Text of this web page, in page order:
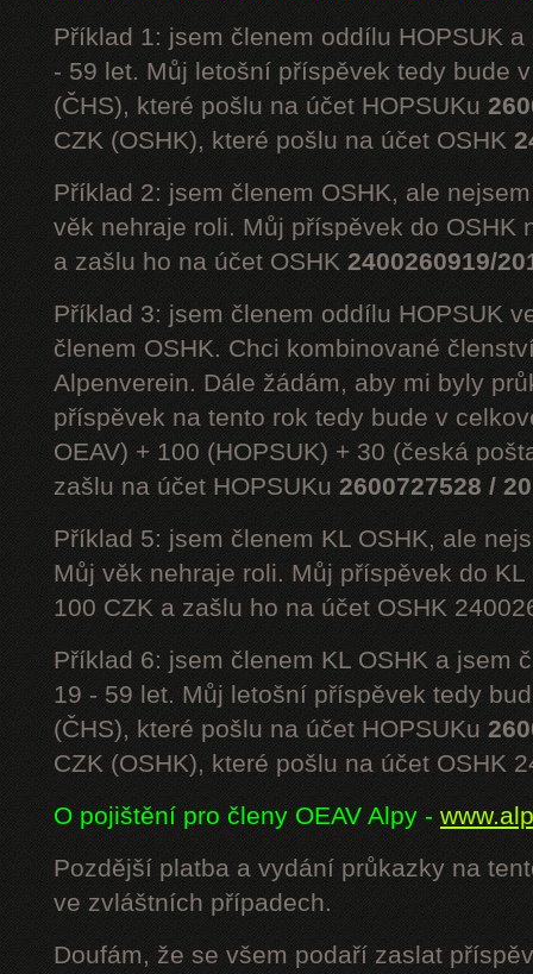
Příklad 1: jsem členem oddílu HOPSUK
- 59 let. Můj letošní příspěvek tedy bude
(ČHS), které pošlu na účet HOPSUKu
CZK (OSHK), které pošlu na účet OSHK
Příklad 2: jsem členem OSHK, ale
věk nehraje roli. Můj příspěvek do OSHK
a zašlu ho na účet OSHK 2400260919/
Příklad 3: jsem členem oddílu HOPSUK
členem OSHK. Chci kombinované
Alpenverein. Dále žádám, aby mi byly
příspěvek na tento rok tedy bude v
OEAV) + 100 (HOPSUK) + 30 (česká
zašlu na účet HOPSUKu 2600727528 /
Příklad 5: jsem členem KL OSHK, ale
Můj věk nehraje roli. Můj příspěvek do
100 CZK a zašlu ho na účet OSHK
Příklad 6: jsem členem KL OSHK a jsem
19 - 59 let. Můj letošní příspěvek tedy
(ČHS), které pošlu na účet HOPSUKu
CZK (OSHK), které pošlu na účet OSHK
O pojištění pro členy OEAV Alpy -
Pozdější platba a vydání průkazky na
ve zvláštních případech.
Doufám, že se všem podaří zaslat